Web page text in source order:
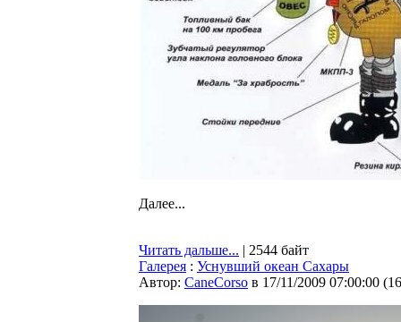
Далее...
Читать дальше... | 2544 байт
Галерея : Уснувший океан Сахары
Автор: CaneCorso в 17/11/2009 07:00:00 (